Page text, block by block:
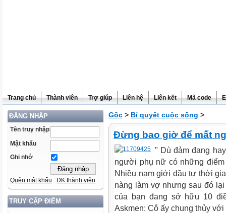
Trang chủ Thành viên Trợ giúp Liên hệ Liên kết Mã code
ĐĂNG NHẬP
Tên truy nhập
Mật khẩu
Ghi nhớ
Quên mật khẩu ĐK thành viên
TRUY CẬP ĐIỂM
Gốc > Bí quyết cuộc sống >
Đừng bao giờ để mất
" Dù đảm đang
người phụ nữ có những
Nhiều nam giới đầu tư thời
nàng làm vợ nhưng sau đó
của bạn đang sở hữu 10
Askmen: Cô ấy chung thủy